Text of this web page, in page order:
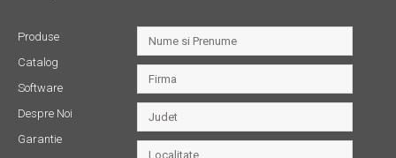
Produse
Catalog
Software
Despre Noi
Garantie